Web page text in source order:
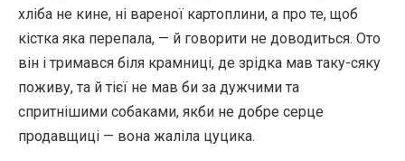
хліба не кине, ні вареної картоплини, а про те, щоб
кістка яка перепала, — й говорити не доводиться. Ото
він і тримався біля крамниці, де зрідка мав таку-сяку
поживу, та й тієї не мав би за дужчими та
спритнішими собаками, якби не добре серце
продавщиці — вона жаліла цуцика.